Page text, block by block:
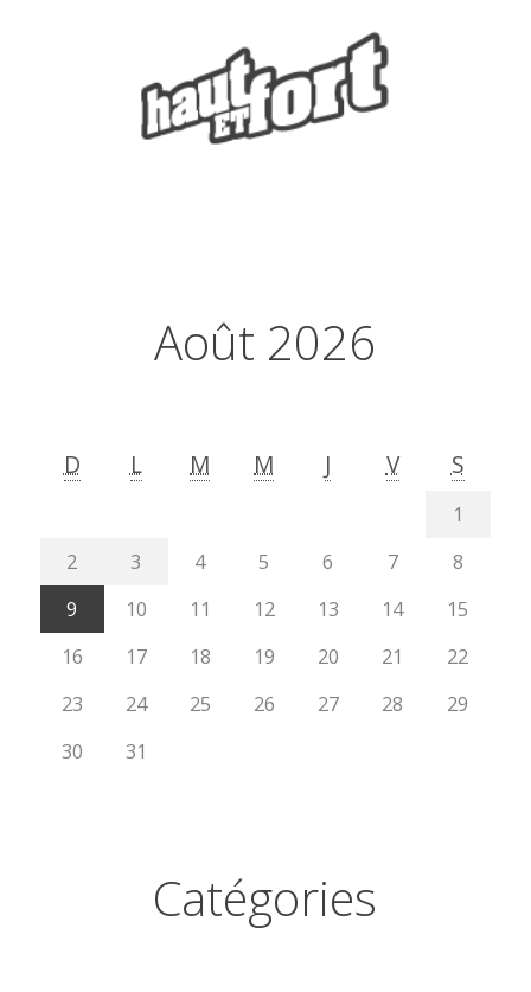
Août 2026
D L M M J V S
1
2
3 4 5 6 7
8
9
10 11 12 13 14
15
16
17 18 19 20 21
22
23
24 25 26 27 28
29
30
31
Catégories